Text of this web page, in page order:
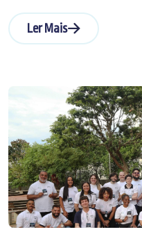
Ler Mais